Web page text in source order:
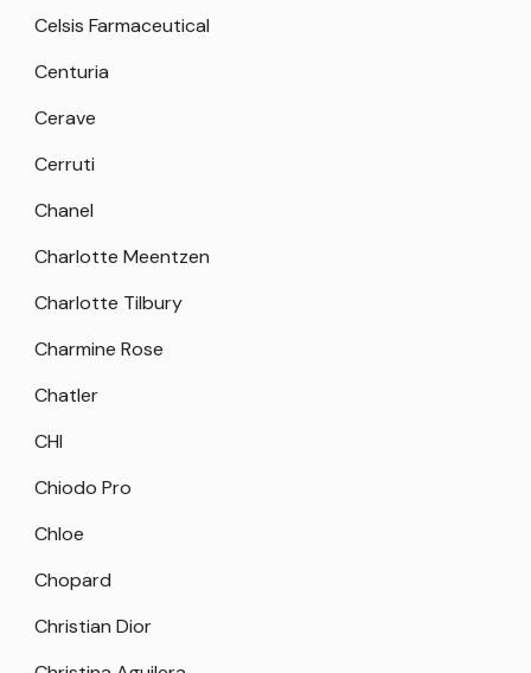
Celsis Farmaceutical
Centuria
Cerave
Cerruti
Chanel
Charlotte Meentzen
Charlotte Tilbury
Charmine Rose
Chatler
CHI
Chiodo Pro
Chloe
Chopard
Christian Dior